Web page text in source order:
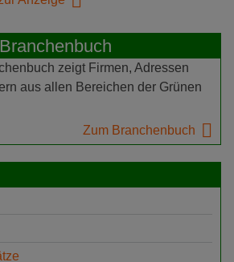
zeigt Firmen, Adressen
aus allen Bereichen der Grünen
Zum Branchenbuch